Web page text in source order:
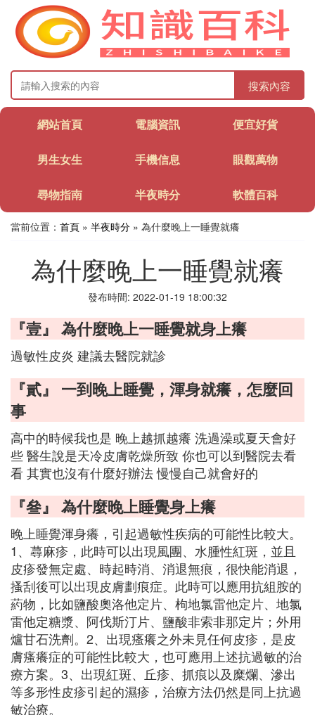
搜索內容
網站首頁 電腦資訊 便宜好貨
男生女生 手機信息 眼觀萬物
尋物指南 半夜時分 軟體百科
當前位置： 首頁 » 半夜時分 » 為什麼晚上一睡覺就癢
為什麼晚上一睡覺就癢
發布時間: 2022-01-19 18:00:32
『壹』 為什麼晚上一睡覺就身上癢
過敏性皮炎 建議去醫院就診
『貳』 一到晚上睡覺，渾身就癢，怎麼回
事
高中的時候我也是 晚上越抓越癢 洗過澡或夏天會好
些 醫生說是天冷皮膚乾燥所致 你也可以到醫院去看
看 其實也沒有什麼好辦法 慢慢自己就會好的
『叄』 為什麼晚上睡覺身上癢
晚上睡覺渾身癢，引起過敏性疾病的可能性比較大。
1、蕁麻疹，此時可以出現風團、水腫性紅斑，並且
皮疹發無定處、時起時消、消退無痕，很快能消退，
搔刮後可以出現皮膚劃痕症。此時可以應用抗組胺的
葯物，比如鹽酸奧洛他定片、枸地氯雷他定片、地氯
雷他定糖漿、阿伐斯汀片、鹽酸非索非那定片；外用
爐甘石洗劑。2、出現瘙癢之外未見任何皮疹，是皮
膚瘙癢症的可能性比較大，也可應用上述抗過敏的治
療方案。3、出現紅斑、丘疹、抓痕以及糜爛、滲出
等多形性皮疹引起的濕疹，治療方法仍然是同上抗過
敏治療。